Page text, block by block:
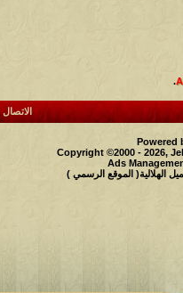
.
الاتصال
Powered
Copyright ©2000 - 2026,
Ads
الهلالية( الموقع الرسمي )